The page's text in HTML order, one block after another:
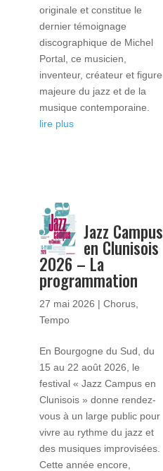
originale et constitue le
dernier témoignage
discographique de Michel
Portal, ce musicien,
inventeur, créateur et figure
majeure du jazz et de la
musique contemporaine.
lire plus
Jazz Campus
en Clunisois
2026 – La
programmation
27 mai 2026 | Chorus,
Tempo
En Bourgogne du Sud, du
15 au 22 août 2026, le
festival « Jazz Campus en
Clunisois » donne rendez-
vous à un large public pour
vivre au rythme du jazz et
des musiques improvisées.
Cette année encore,